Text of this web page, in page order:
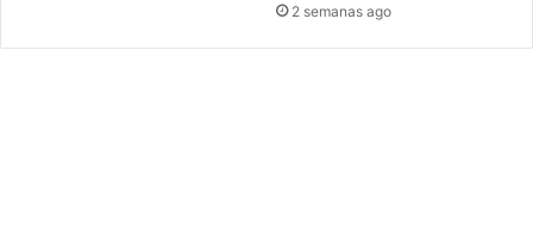
2 semanas ago